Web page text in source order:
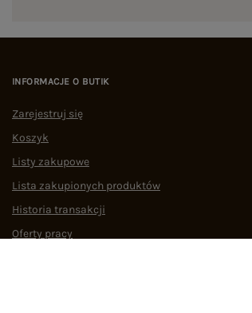
INFORMACJE O BUTIK
Zarejestruj się
Koszyk
Listy zakupowe
Lista zakupionych produktów
Historia transakcji
Oferty pracy